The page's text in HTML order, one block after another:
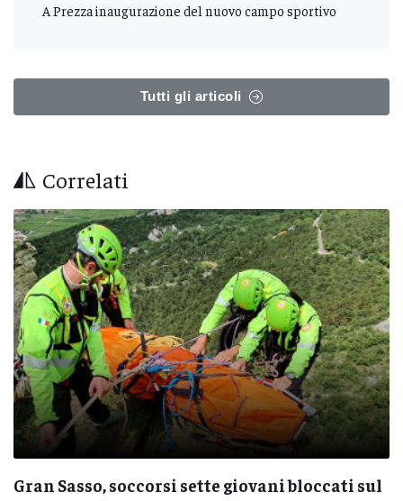
A Prezza inaugurazione del nuovo campo sportivo
Tutti gli articoli
Correlati
Gran Sasso, soccorsi sette giovani bloccati sul